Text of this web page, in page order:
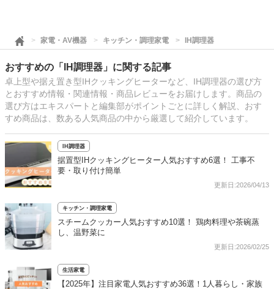
家電・AV機器 キッチン・調理家電 IH調理器
おすすめの「IH調理器」に関する記事
卓上型や据え置き型IHクッキングヒーターなど、IH調理器の選び方
とおすすめ情報・関連情報・商品レビューをお届けします。商品の
選び方はエキスパートと編集部がポイントごとに詳しく解説、おす
すめ商品は、数ある人気商品の中から厳選して紹介しています。
IH調理器
据置型IHクッキングヒーター人気おすすめ6選！ 工事不
要・取り付け簡単
更新日:2026/04/13
キッチン・調理家電
スチームクッカー人気おすすめ10選！ 鶏肉料理や茶碗蒸
し、温野菜に
更新日:2026/02/25
生活家電
【2025年】注目家電人気おすすめ36選！1人暮らし・家族